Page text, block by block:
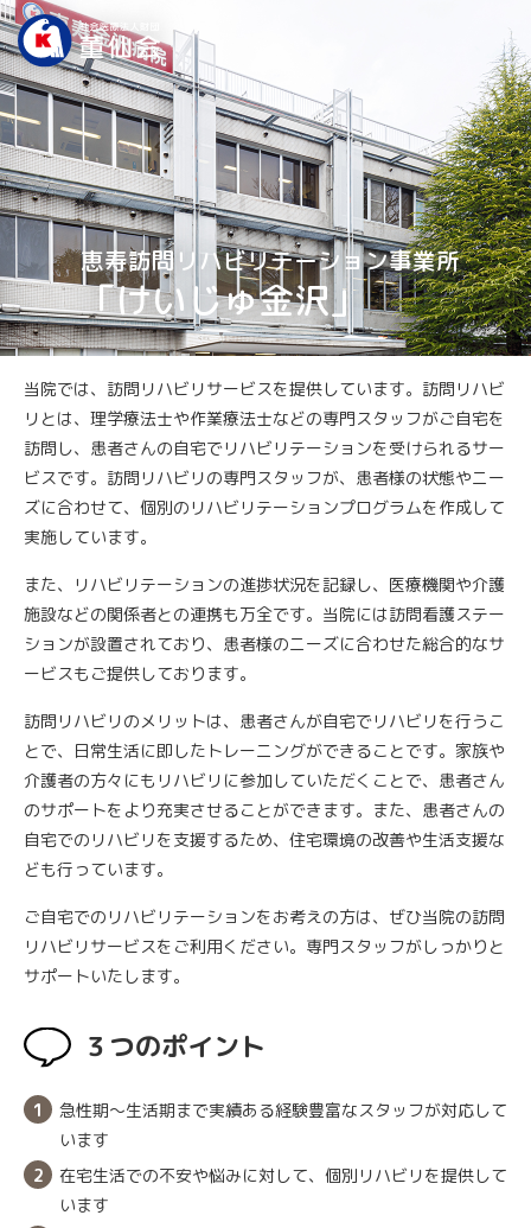
恵寿訪問リハビリテーション事業所
「けいじゅ金沢」
当院では、訪問リハビリサービスを提供しています。訪問リハビ
リとは、理学療法士や作業療法士などの専門スタッフがご自宅を
訪問し、患者さんの自宅でリハビリテーションを受けられるサー
ビスです。訪問リハビリの専門スタッフが、患者様の状態やニー
ズに合わせて、個別のリハビリテーションプログラムを作成して
実施しています。
また、リハビリテーションの進捗状況を記録し、医療機関や介護
施設などの関係者との連携も万全です。当院には訪問看護ステー
ションが設置されており、患者様のニーズに合わせた総合的なサ
ービスもご提供しております。
訪問リハビリのメリットは、患者さんが自宅でリハビリを行うこ
とで、日常生活に即したトレーニングができることです。家族や
介護者の方々にもリハビリに参加していただくことで、患者さん
のサポートをより充実させることができます。また、患者さんの
自宅でのリハビリを支援するため、住宅環境の改善や生活支援な
ども行っています。
ご自宅でのリハビリテーションをお考えの方は、ぜひ当院の訪問
リハビリサービスをご利用ください。専門スタッフがしっかりと
サポートいたします。
３つのポイント
急性期～生活期まで実績ある経験豊富なスタッフが対応して
います
在宅生活での不安や悩みに対して、個別リハビリを提供して
います